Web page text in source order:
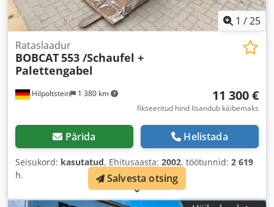
1 /25
Hilpoltstein 1 380 km
Rataslaadur
BOBCAT553 /Schaufel +
Palettengabel
11 300 €
fikseeritud hind lisandub käibemaks
Pärida Helistada
Seisukord: kasutatud, Ehitusaasta: 2002, töötunnid: 2 619
h, Salvesta otsing